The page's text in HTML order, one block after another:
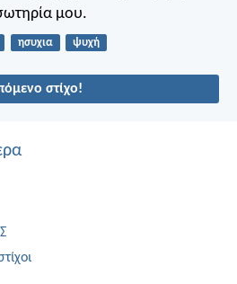
μου.
ησυχια ψυχή
στίχο!